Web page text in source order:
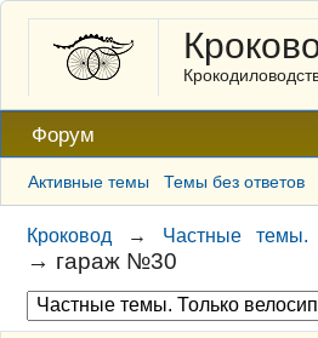
Форум
Активные темы Темы без ответов
Кроковод → Частные темы.
→ гараж №30